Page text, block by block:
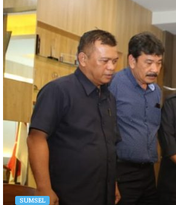
SUMSEL